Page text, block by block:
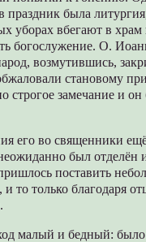
праздник была
уборах вбегают в храм
богослужение. О.
возмутившись,
становому
строгое замечание и
его во священники
был отделён
поставить
то только благодаря
малый и бедный: